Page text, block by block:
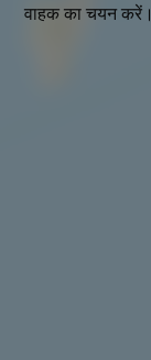
वाहक का चयन करें।